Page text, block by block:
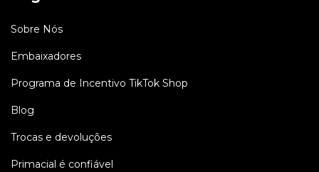
Sobre Nós
Embaixadores
Programa de Incentivo TikTok Shop
Blog
Trocas e devoluções
Primacial é confiável